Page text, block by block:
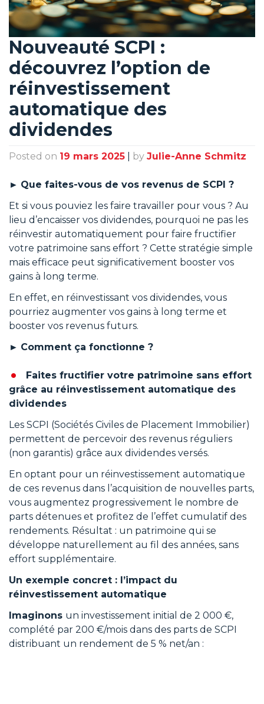
Nouveauté SCPI :
découvrez l’option de
réinvestissement
automatique des
dividendes
Posted on 19 mars 2025 by Julie-Anne Schmitz
► Que faites-vous de vos revenus de SCPI ?
Et si vous pouviez les faire travailler pour vous ? Au
lieu d’encaisser vos dividendes, pourquoi ne pas les
réinvestir automatiquement pour faire fructifier
votre patrimoine sans effort ? Cette stratégie simple
mais efficace peut significativement booster vos
gains à long terme.
En effet, en réinvestissant vos dividendes, vous
pourriez augmenter vos gains à long terme et
booster vos revenus futurs.
► Comment ça fonctionne ?
Faites fructifier votre patrimoine sans effort
grâce au réinvestissement automatique des
dividendes
Les SCPI (Sociétés Civiles de Placement Immobilier)
permettent de percevoir des revenus réguliers
(non garantis) grâce aux dividendes versés.
En optant pour un réinvestissement automatique
de ces revenus dans l’acquisition de nouvelles parts,
vous augmentez progressivement le nombre de
parts détenues et profitez de l’effet cumulatif des
rendements. Résultat : un patrimoine qui se
développe naturellement au fil des années, sans
effort supplémentaire.
Un exemple concret : l’impact du
réinvestissement automatique
Imaginons un investissement initial de 2 000 €,
complété par 200 €/mois dans des parts de SCPI
distribuant un rendement de 5 % net/an :